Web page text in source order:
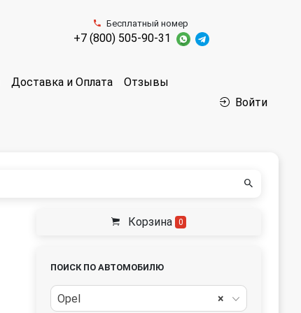
Бесплатный номер
+7 (800) 505-90-31
Доставка и Оплата Отзывы
Войти
Корзина 0
ПОИСК ПО АВТОМОБИЛЮ
×
Opel